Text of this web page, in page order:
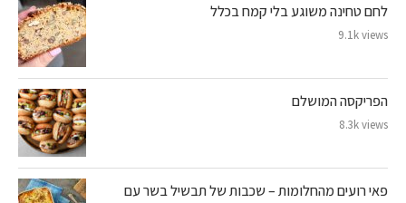
לחם טחינה משוגע בלי קמח בכלל
9.1k views
הפריקסה המושלם
8.3k views
פאי רועים מהחלומות – שכבות של תבשיל בשר עם